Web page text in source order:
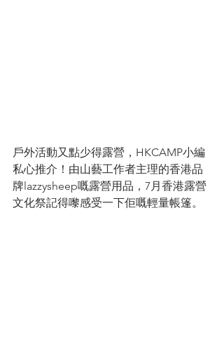
戶外活動又點少得露營，HKCAMP小編
私心推介！由山藝工作者主理的香港品
牌lazzysheep嘅露營用品，7月香港露營
文化祭記得嚟感受一下佢嘅輕量帳篷。